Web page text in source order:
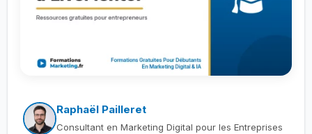
Raphaël Pailleret
Consultant en Marketing Digital pour les Entreprises